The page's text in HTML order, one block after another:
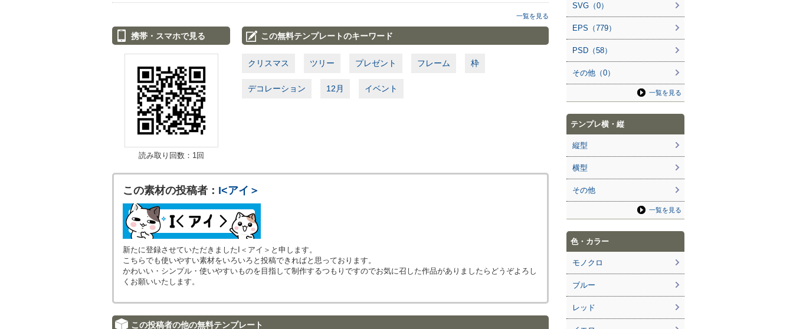
一覧を見る
携帯・スマホで見る
読み取り回数：1回
この無料テンプレートのキーワード
クリスマス ツリー プレゼント フレーム 枠
デコレーション 12月 イベント
この素材の投稿者： I<アイ＞
新たに登録させていただきましたI＜アイ＞と申します。
こちらでも使いやすい素材をいろいろと投稿できればと思っております。
かわいい・シンプル・使いやすいものを目指して制作するつもりですのでお気に召した作品がありましたらどうぞよろし
くお願いいたします。
この投稿者の他の無料テンプレート
SVG（0）
EPS（779）
PSD（58）
その他（0）
一覧を見る
テンプレ横・縦
縦型
横型
その他
一覧を見る
色・カラー
モノクロ
ブルー
レッド